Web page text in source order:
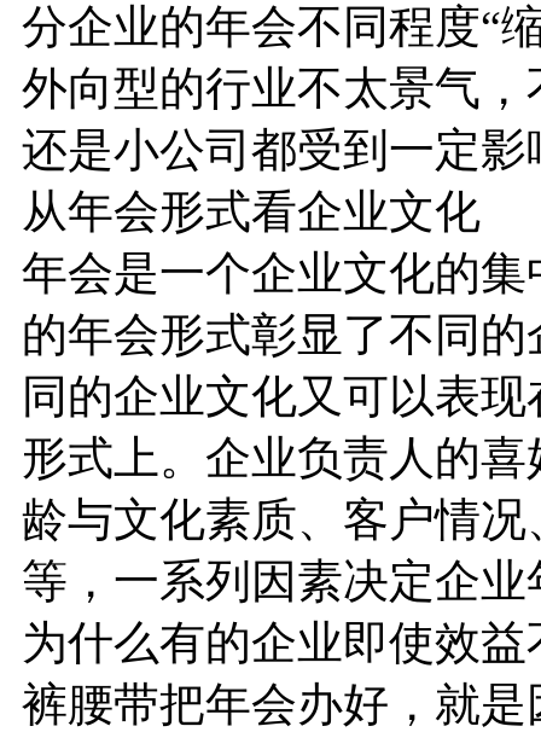
分企业的年会不同程度“
外向型的行业不太景气
还是小公司都受到一定影
从年会形式看企业文化
年会是一个企业文化的
的年会形式彰显了不同
同的企业文化又可以表
形式上。企业负责人的
龄与文化素质、客户情
等，一系列因素决定企
为什么有的企业即使效
裤腰带把年会办好，就